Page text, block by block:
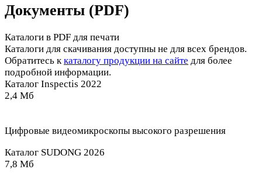
Документы (PDF)
Каталоги в PDF для печати
Каталоги для скачивания доступны не для всех брендов.
Обратитесь ккаталогу продукции на сайте для более
подробной информации.
Каталог Inspectis 2022
2,4 Мб
Цифровые видеомикроскопы высокого разрешения
Каталог SUDONG 2026
7,8 Мб